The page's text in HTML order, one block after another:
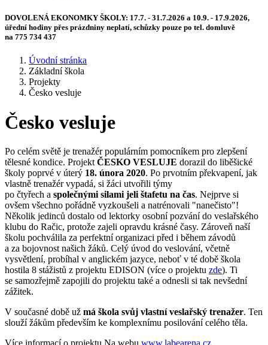
DOVOLENÁ EKONOMKY ŠKOLY: 17.7. - 31.7.2026 a 10.9. - 17.9.2026,
úřední hodiny přes prázdniny neplatí, schůzky pouze po tel. domluvě
na 775 734 437
Úvodní stránka
Základní škola
Projekty
Česko vesluje
Česko vesluje
Po celém světě je trenažér populárním pomocníkem pro zlepšení
tělesné kondice. Projekt ČESKO VESLUJE dorazil do liběšické
školy poprvé v úterý 18. února 2020. Po prvotním překvapení, jak
vlastně trenažér vypadá, si žáci utvořili týmy
po čtyřech a společnými silami jeli štafetu na čas. Nejprve si
ovšem všechno pořádně vyzkoušeli a natrénovali "nanečisto"!
Několik jedinců dostalo od lektorky osobní pozvání do veslařského
klubu do Račic, protože zajeli opravdu krásné časy. Zároveň naší
školu pochválila za perfektní organizaci před i během závodů
a za bojovnost našich žáků. Celý úvod do veslování, včetně
vysvětlení, probíhal v anglickém jazyce, neboť v té době škola
hostila 8 stážistů z projektu EDISON (více o projektu zde). Ti
se samozřejmě zapojili do projektu také a odnesli si tak nevšední
zážitek.
V současné době už má škola svůj vlastní veslařský trenažer. Ten
slouží žákům především ke komplexnímu posilování celého těla.